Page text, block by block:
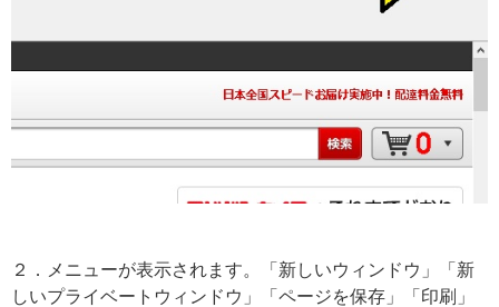
２．メニューが表示されます。「新しいウィンドウ」「新
しいプライベートウィンドウ」「ページを保存」「印刷」